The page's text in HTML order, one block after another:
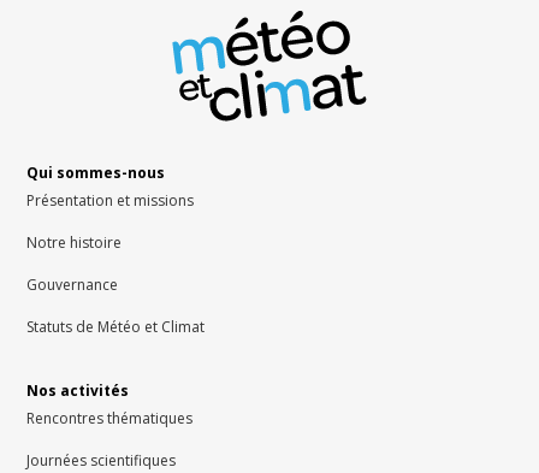
Qui sommes-nous
Présentation et missions
Notre histoire
Gouvernance
Statuts de Météo et Climat
Nos activités
Rencontres thématiques
Journées scientifiques